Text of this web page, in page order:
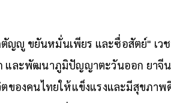
ญญู ขยันหมั่นเพียร และซื่อสัตย์" เว
และพัฒนาภูมิปัญญาตะวันออก ยาจี
องคนไทยให้แข็งแรงและมีสุขภาพ